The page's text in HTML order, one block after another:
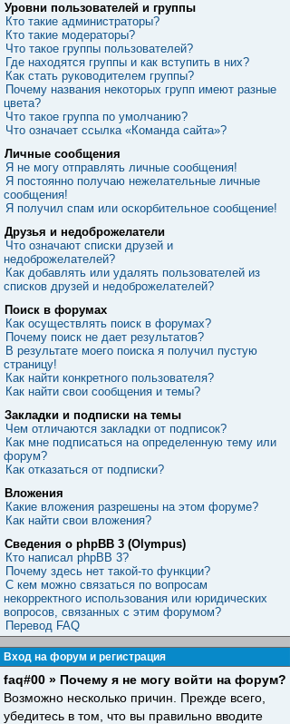
Уровни пользователей и группы
Кто такие администраторы?
Кто такие модераторы?
Что такое группы пользователей?
Где находятся группы и как вступить в них?
Как стать руководителем группы?
Почему названия некоторых групп имеют разные
цвета?
Что такое группа по умолчанию?
Что означает ссылка «Команда сайта»?
Личные сообщения
Я не могу отправлять личные сообщения!
Я постоянно получаю нежелательные личные
сообщения!
Я получил спам или оскорбительное сообщение!
Друзья и недоброжелатели
Что означают списки друзей и
недоброжелателей?
Как добавлять или удалять пользователей из
списков друзей и недоброжелателей?
Поиск в форумах
Как осуществлять поиск в форумах?
Почему поиск не дает результатов?
В результате моего поиска я получил пустую
страницу!
Как найти конкретного пользователя?
Как найти свои сообщения и темы?
Закладки и подписки на темы
Чем отличаются закладки от подписок?
Как мне подписаться на определенную тему или
форум?
Как отказаться от подписки?
Вложения
Какие вложения разрешены на этом форуме?
Как найти свои вложения?
Сведения о phpBB 3 (Olympus)
Кто написал phpBB 3?
Почему здесь нет такой-то функции?
С кем можно связаться по вопросам
некорректного использования или юридических
вопросов, связанных с этим форумом?
Перевод FAQ
Вход на форум и регистрация
faq#00 » Почему я не могу войти на форум?
Возможно несколько причин. Прежде всего,
убедитесь в том, что вы правильно вводите